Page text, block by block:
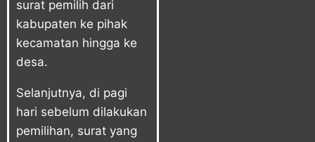
surat pemilih dari
kabupaten ke pihak
kecamatan hingga ke
desa.
Selanjutnya, di pagi
hari sebelum dilakukan
pemilihan, surat yang